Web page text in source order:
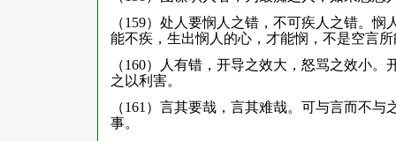
（159）处人要悯人之错，不可疾人之错。
能不疾，生出悯人的心，才能悯，不是空言
（160）人有错，开导之效大，怒骂之效小
之以利害。
（161）言其要哉，言其难哉。可与言而不
事。